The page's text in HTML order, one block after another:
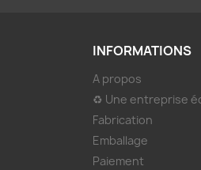
INFORMATIONS
A propos
♻ Une entreprise
Fabrication
Emballage
Paiement